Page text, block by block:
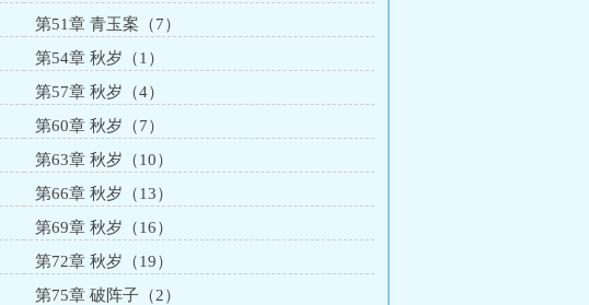
第51章 青玉案（7）
第54章 秋岁（1）
第57章 秋岁（4）
第60章 秋岁（7）
第63章 秋岁（10）
第66章 秋岁（13）
第69章 秋岁（16）
第72章 秋岁（19）
第75章 破阵子（2）